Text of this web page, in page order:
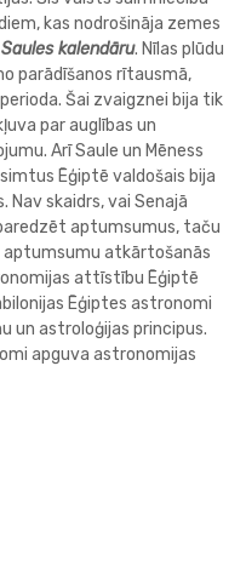
kas nodrošināja zemes
kalendāru. Nīlas plūdu
parādīšanos rītausmā,
Šai zvaigznei bija tik
par auglības un
Arī Saule un Mēness
Ēģiptē valdošais bija
Nav skaidrs, vai Senajā
aptumsumus, taču
aptumsumu atkārtošanās
attīstību Ēģiptē
Ēģiptes astronomi
un astroloģijas principus.
apguva astronomijas